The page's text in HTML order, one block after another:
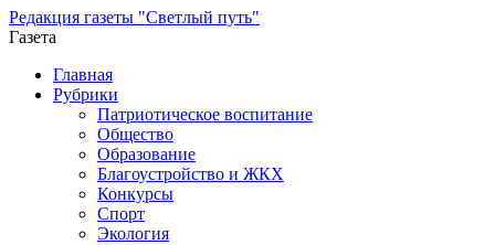
Редакция газеты "Светлый путь"
Газета
Промотать
содержимому
Главная
Рубрики
Патриотическое воспитание
Общество
Образование
Благоустройство и ЖКХ
Конкурсы
Спорт
Экология